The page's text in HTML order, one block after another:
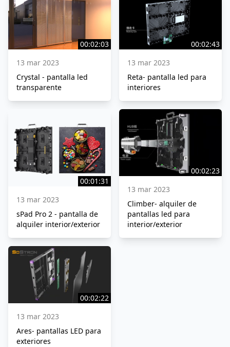
00:02:03
13 mar 2023
Crystal - pantalla led
transparente
00:02:43
13 mar 2023
Reta- pantalla led para
interiores
00:01:31
13 mar 2023
sPad Pro 2 - pantalla de
alquiler interior/exterior
00:02:23
13 mar 2023
Climber- alquiler de
pantallas led para
interior/exterior
00:02:22
13 mar 2023
Ares- pantallas LED para
exteriores